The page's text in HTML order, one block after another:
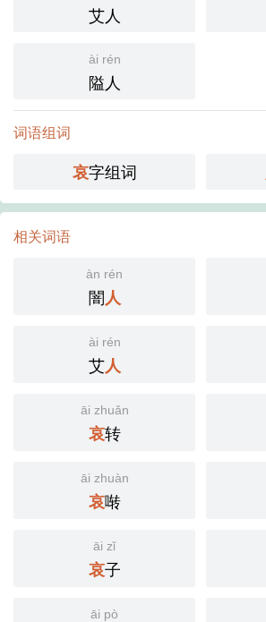
艾人
ài rén
隘人
词语组词
哀字组词
相关词语
àn rén
闇人
ài rén
艾人
āi zhuǎn
哀转
āi zhuàn
哀啭
āi zǐ
哀子
āi pò